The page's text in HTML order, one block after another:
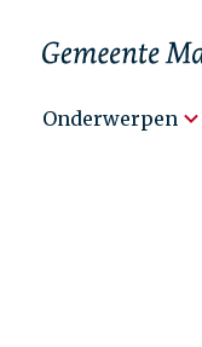
Onderwerpen